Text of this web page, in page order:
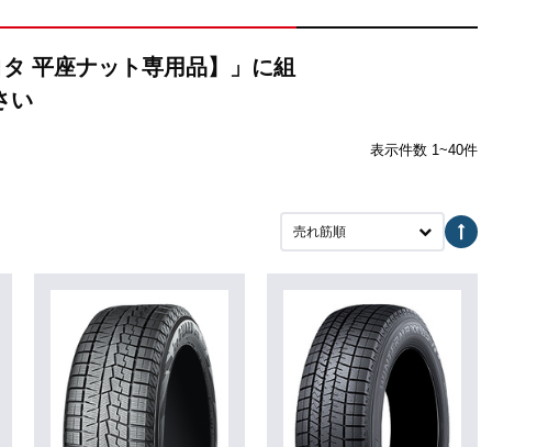
平座ナット専用品】」に組
い
表示件数 1~40件
売れ筋順